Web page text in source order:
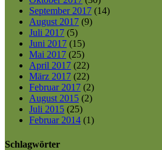
September 2017 (14)
August 2017 (9)
Juli 2017 (5)
Juni 2017 (15)
Mai 2017 (25)
April 2017 (22)
März 2017 (22)
Februar 2017 (2)
August 2015 (2)
Juli 2015 (25)
Februar 2014 (1)
Schlagwörter